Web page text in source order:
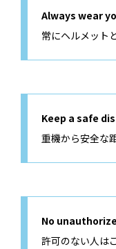
Always wear
常にヘルメット
Keep a safe
重機から安全な
No
許可のない人は